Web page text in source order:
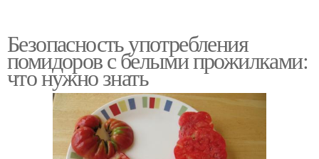
Безопасность употребления
помидоров с белыми прожилками:
что нужно знать